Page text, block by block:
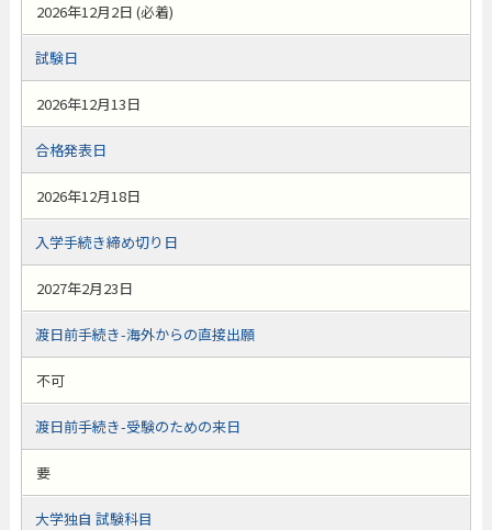
2026年12月2日 (必着)
試験日
2026年12月13日
合格発表日
2026年12月18日
入学手続き締め切り日
2027年2月23日
渡日前手続き-海外からの直接出願
不可
渡日前手続き-受験のための来日
要
大学独自 試験科目